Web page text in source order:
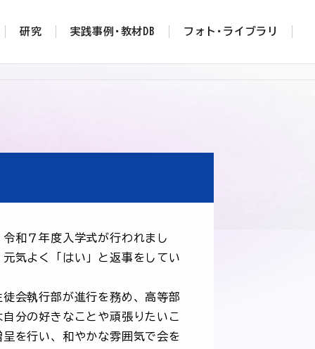
研究 実践事例･教材DB フォト･ライブラリ
和７年度入学式が行われまし
気よく「はい」と返事をしてい
会執行部が進行を務め、高等部
分の好きなことや頑張りたいこ
を行い、和やかな雰囲気で会を